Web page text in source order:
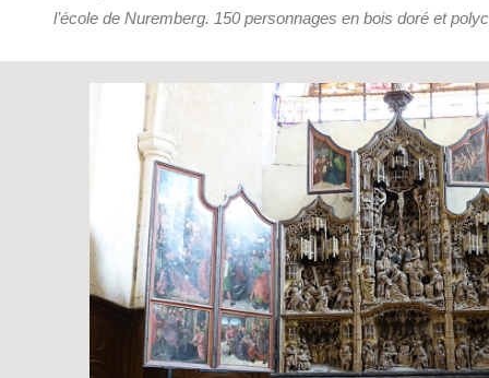
l’école de Nuremberg. 150 personnages en bois doré et